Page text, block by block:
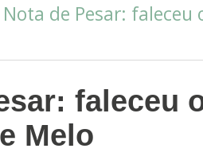
Nota de Pesar:
faleceu
Melo